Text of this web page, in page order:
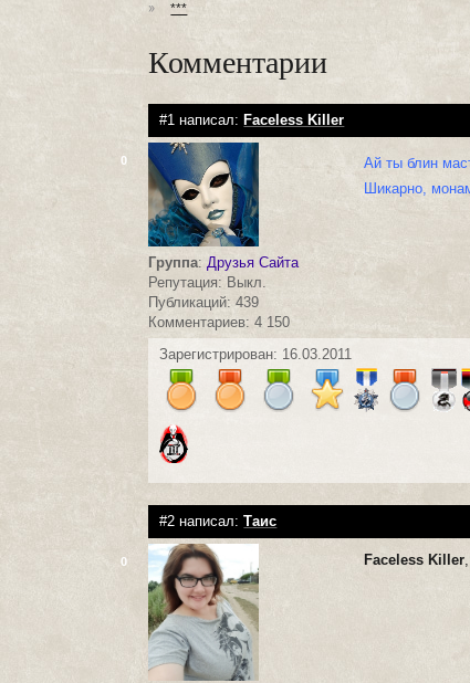
***
Комментарии
#1 написал: Faceless Killer
0
Группа:Друзья Сайта
Репутация: Выкл.
Публикаций: 439
Комментариев: 4 150
Ай ты блин
Шикарно,
Зарегистрирован: 16.03.2011
#2 написал:Таис
0 Faceless Killer